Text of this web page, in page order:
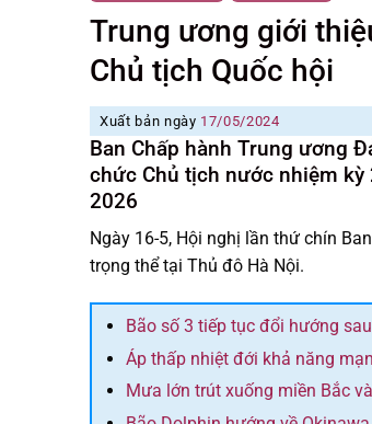
Trung ương giới
Chủ tịch Quốc hội
Xuất bản ngày 17/05/2024
Ban Chấp hành Trung ương
chức Chủ tịch nước nhiệm kỳ
2026
Ngày 16-5, Hội nghị lần thứ chín
trọng thể tại Thủ đô Hà Nội.
Bão số 3 tiếp tục đổi hướng
Áp thấp nhiệt đới khả năng
Mưa lớn trút xuống miền Bắc